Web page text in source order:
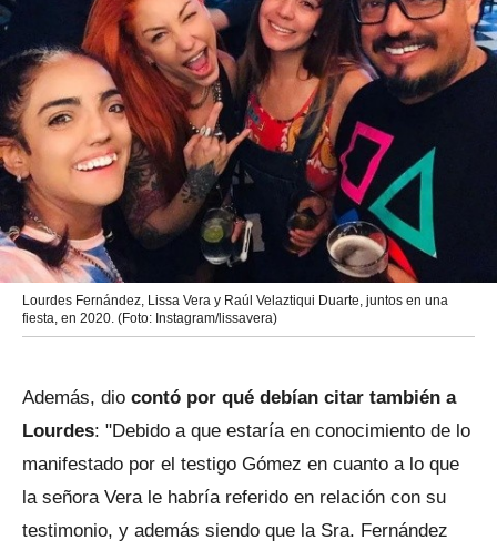
Lourdes Fernández, Lissa Vera y Raúl Velaztiqui Duarte, juntos en una
fiesta, en 2020. (Foto: Instagram/lissavera)
Además, dio contó por qué debían citar también a
Lourdes: "Debido a que estaría en conocimiento de lo
manifestado por el testigo Gómez en cuanto a lo que
la señora Vera le habría referido en relación con su
testimonio, y además siendo que la Sra. Fernández